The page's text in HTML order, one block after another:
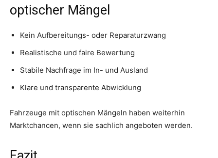
optischer Mängel
Kein Aufbereitungs- oder Reparaturzwang
Realistische und faire Bewertung
Stabile Nachfrage im In- und Ausland
Klare und transparente Abwicklung
Fahrzeuge mit optischen Mängeln haben weiterhin
Marktchancen, wenn sie sachlich angeboten werden.